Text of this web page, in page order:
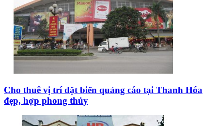
Cho thuê vị trí đặt biển quảng cáo tại Thanh Hóa
đẹp, hợp phong thủy